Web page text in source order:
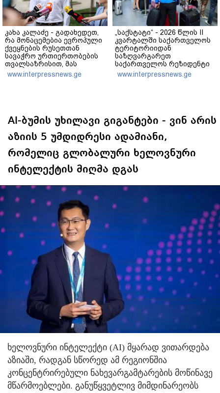
კახა კალაძე - გადახედეთ,
რა მონაცემებია ევროპული
ქვეყნების რუსეთთან
სავაჭრო ურთიერთობების
თვალსაზრისით, მას
შემდეგ, რაც რუსეთ-
უკრაინის ომი გაჩაღდა
www.interpressnews.ge
„საქსტატი“ - 2026 წლის II
კვარტალში საქართველოს
ტერიტორიიდან
საზღვარგარეთ
საქართველოს რეზიდენტი
მოგზაურების 740.9 ათასი
გასვლა დაფიქსირდა, რაც
www.interpressnews.ge
AI-ბუმის უხილავი გიგანტები - ვინ არის
აზიის 5 უმდიდრესი ადამიანი,
რომელიც გლობალური ხელოვნური
ინტელექტის მიღმა დგას
ხელოვნური ინტელექტი (AI) მყარად ვითარდება
აზიაში, რადგან სწორედ ამ რეგიონშია
კონცენტრირებული ნახევარგამტარების მოწინავე
მწარმოებლები. განუწყვეტლივ მიმდინარეობს